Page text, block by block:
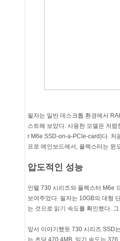
필자는 일반 데스크톱 환경에서
스트해 보았다. 사용한 모델은 저
r M6e SSD-on-a-PCle-card)다. 처
프로 메인보드에서, 플렉스터는 윈
압도적인 성능
인텔 730 시리즈와 플렉스터 M6e
보여주었다. 필자는 10GB의 대형
는 것으로 읽기 속도를 확인했다.
앞서 이야기했듯 730 시리즈 SSD
는 초당 470.4MB, 읽기 속도는